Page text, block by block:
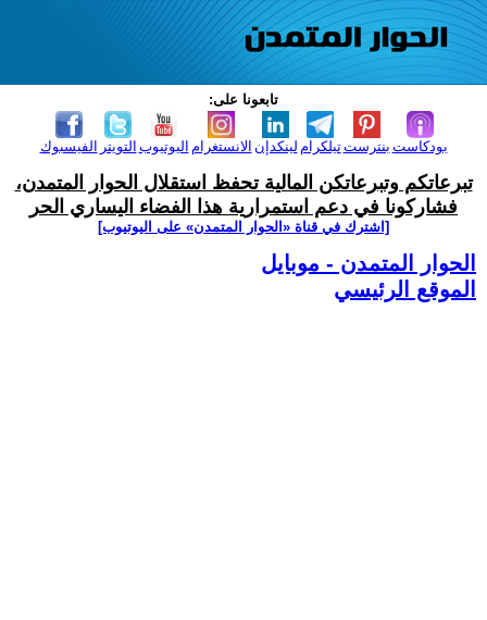
تابعونا على:
الفيسبوك التويتر اليوتيوب الانستغرام لينكدإن تيلكرامبنترست بودكاست
تبرعاتكم وتبرعاتكن المالية تحفظ استقلال الحوار المتمدن،
فشاركونا في دعم استمرارية هذا الفضاء اليساري الحر
[اشترك في قناة ‫«الحوار المتمدن» على اليوتيوب]
الحوار المتمدن - موبايل
الموقع الرئيسي